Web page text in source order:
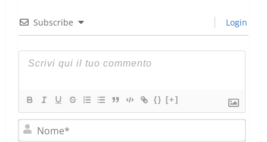
Subscribe Login
{} [+]